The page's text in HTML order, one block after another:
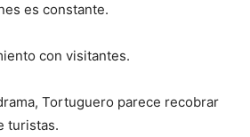
es constante.
con visitantes.
Tortuguero parece recobrar
turistas.